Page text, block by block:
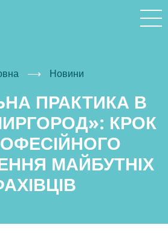
⟶ Новини
ПРАКТИКА В
КРОК
МАЙБУТНІХ